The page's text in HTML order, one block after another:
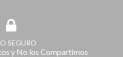
SEGURO
y No los Compartimos